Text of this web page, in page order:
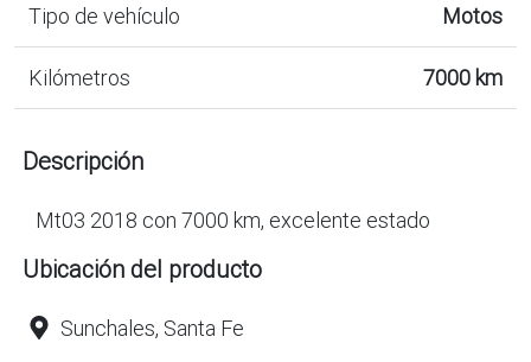
Tipo de vehículo Motos
Kilómetros 7000 km
Descripción
Mt03 2018 con 7000 km, excelente estado
Ubicación del producto
Sunchales, Santa Fe